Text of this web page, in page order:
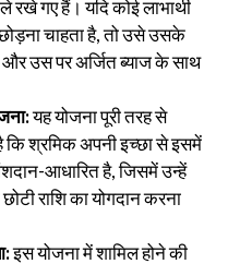
गए हैं। यदि कोई लाभार्थी
चाहता है, तो उसे उसके
और उस पर अर्जित ब्याज के साथ
यह योजना पूरी तरह से
कि श्रमिक अपनी इच्छा से इसमें
आधारित है, जिसमें उन्हें
राशि का योगदान करना
इस योजना में शामिल होने की